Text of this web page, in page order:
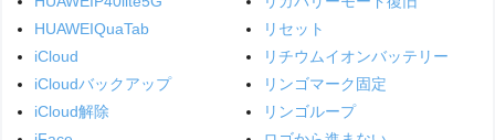
HUAWEIQuaTab
iCloud
iCloudバックアップ
iCloud解除
リセット
リチウムイオンバッテリー
リンゴマーク固定
リンゴループ